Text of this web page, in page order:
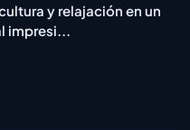
y relajación en un
impresi...